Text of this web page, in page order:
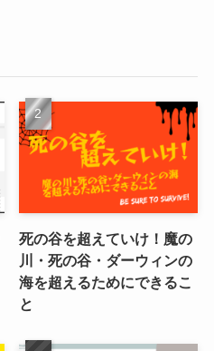
死の谷を超えていけ！魔の
川・死の谷・ダーウィンの
海を超えるためにできるこ
と